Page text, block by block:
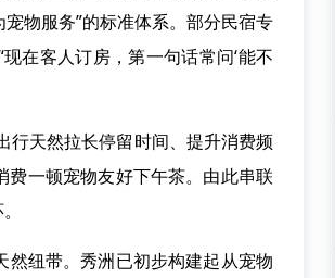
物服务”的标准体系。部分民宿专
在客人订房，第一句话常问‘能不
天然拉长停留时间、提升消费频
一顿宠物友好下午茶。由此串联
纽带。秀洲已初步构建起从宠物